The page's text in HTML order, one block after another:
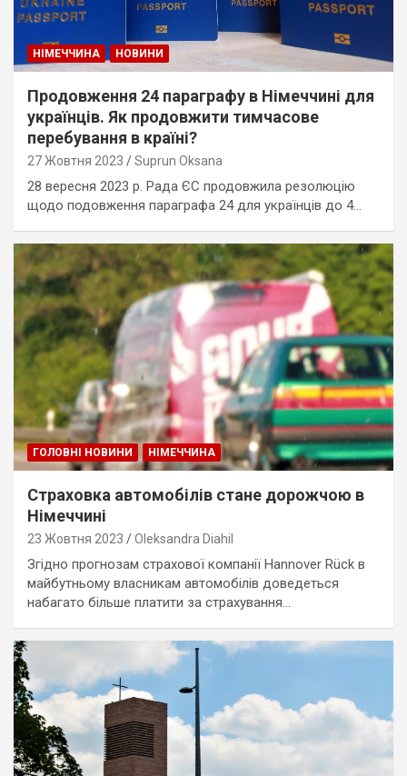
НІМЕЧЧИНА НОВИНИ
Продовження 24 параграфу в Німеччині для
українців. Як продовжити тимчасове
перебування в країні?
27 Жовтня 2023 Suprun Oksana
28 вересня 2023 р. Рада ЄС продовжила резолюцію
щодо подовження параграфа 24 для українців до 4…
ГОЛОВНІ НОВИНИ НІМЕЧЧИНА
Страховка автомобілів стане дорожчою в
Німеччині
23 Жовтня 2023 Oleksandra Diahil
Згідно прогнозам страхової компанії Hannover Rück в
майбутньому власникам автомобілів доведеться
набагато більше платити за страхування…